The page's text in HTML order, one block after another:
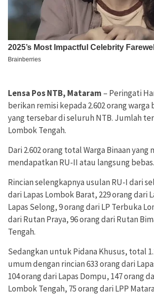
Lensa Pos NTB, Mataram – Peringati
berikan remisi kepada 2.602 orang warga
yang tersebar di seluruh NTB. Jumlah
Lombok Tengah.
Dari 2.602 orang total Warga Binaan
mendapatkan RU-II atau langsung bebas.
Rincian selengkapnya usulan RU-I dari
dari Lapas Lombok Barat, 229 orang dari
Lapas Selong, 9 orang dari LP Terbuka
dari Rutan Praya, 96 orang dari Rutan
Tengah.
Sedangkan untuk Pidana Khusus, total
umum dengan rincian 633 orang dari
104 orang dari Lapas Dompu, 147 orang
Lombok Tengah, 75 orang dari LPP